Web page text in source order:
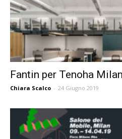
Fantin per Tenoha
Chiara Scalco - 24 Giugno 2019